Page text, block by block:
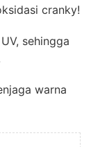
cranky!
sehingga
warna